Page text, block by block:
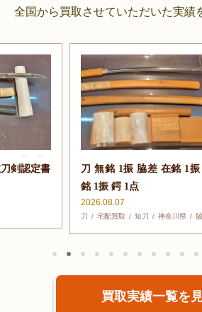
全国から買取させていただいた実績
剣認定書
刀 無銘 1振 脇差 在銘 1
銘 1振 鍔 1点
2026.08.07
刀 宅配買取 短刀 神奈川県
買取実績一覧を